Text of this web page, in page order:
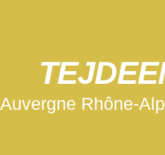
Auvergne Rhône-